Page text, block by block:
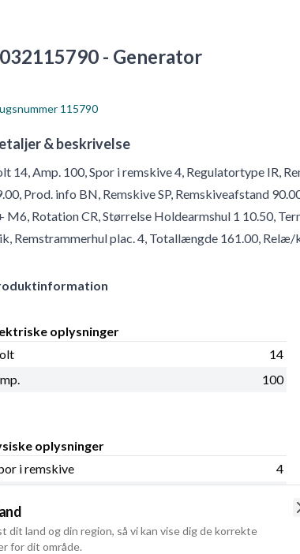
- Generator
115790
& beskrivelse
14, Amp. 100, Spor i remskive 4, Regulatortype IR,
Prod. info BN, Remskive SP, Remskiveafstand
M6, Rotation CR, Størrelse Holdearmshul 1 10.50,
Remstrammerhul plac. 4, Totallængde 161.00,
oplysninger
14
100
oplysninger
i remskive
4
1
dit land og din region, så vi kan vise dig de korrekte
for dit område.